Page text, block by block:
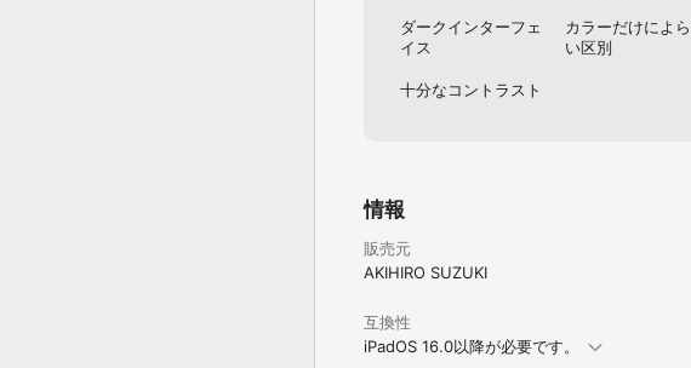
ダークインターフェ
イス
カラーだけによ
い区別
十分なコントラスト
情報
販売元
AKIHIRO SUZUKI
互換性
iPadOS 16.0以降が必要です。